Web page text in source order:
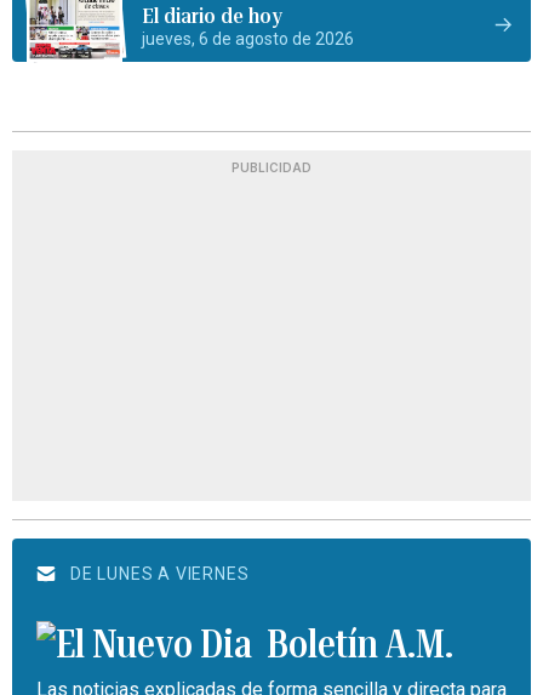
El diario de hoy
jueves, 6 de agosto de 2026
PUBLICIDAD
DE LUNES A VIERNES
Boletín A.M.
Las noticias explicadas de forma sencilla y directa para